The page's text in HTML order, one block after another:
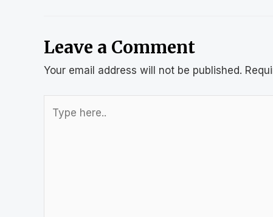
Leave a Comment
Your email address will not be published.